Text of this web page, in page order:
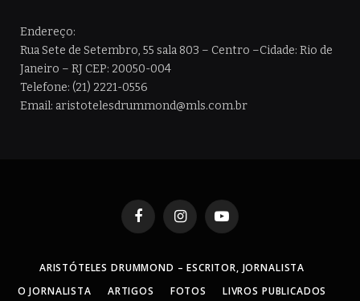
Endereço:
Rua Sete de Setembro, 55 sala 803 – Centro –Cidade: Rio de
Janeiro – RJ CEP: 20050-004
Telefone: (21) 2221-0556
Email: aristotelesdrummond@mls.com.br
FacebookInstagramYouTube
ARISTÓTELES DRUMMOND – ESCRITOR, JORNALISTA
O JORNALISTA
ARTIGOS FOTOS LIVROS PUBLICADOS